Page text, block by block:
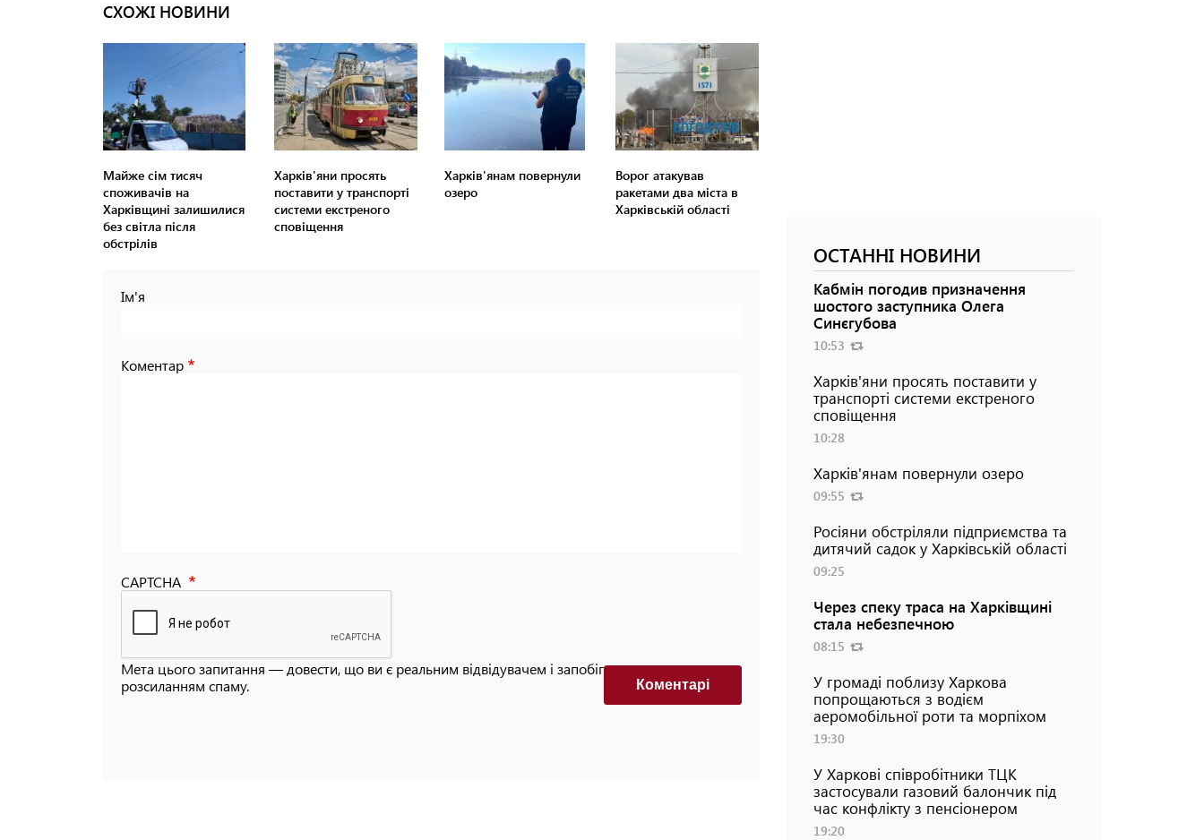
СХОЖІ НОВИНИ
Майже сім тисяч
споживачів на
Харківщині залишилися
без світла після
обстрілів
Харків'яни просять
поставити у транспорті
системи екстреного
сповіщення
Харків'янам повернули
озеро
Ворог атакував
ракетами два міста в
Харківській області
Ім'я
Коментар
CAPTCHA
Мета цього запитання — довести, що ви є реальним відвідувачем і запобігти автоматизованим
розсиланням спаму.
Коментарi
ОСТАННІ НОВИНИ
Кабмін погодив призначення
шостого заступника Олега
Синєгубова
10:53
Харків'яни просять поставити у
транспорті системи екстреного
сповіщення
10:28
Харків'янам повернули озеро
09:55
Росіяни обстріляли підприємства та
дитячий садок у Харківській області
09:25
Через спеку траса на Харківщині
стала небезпечною
08:15
У громаді поблизу Харкова
попрощаються з водієм
аеромобільної роти та морпіхом
19:30
У Харкові співробітники ТЦК
застосували газовий балончик під
час конфлікту з пенсіонером
19:20